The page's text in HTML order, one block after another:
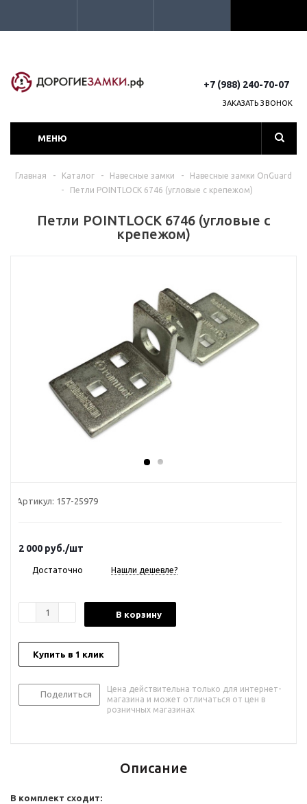
+7 (988) 240-70-07
ЗАКАЗАТЬ ЗВОНОК
МЕНЮ
Главная - Каталог - Навесные замки -
Навесные замки OnGuard
-
Петли POINTLOCK 6746 (угловые с крепежом)
Петли POINTLOCK 6746 (угловые с
крепежом)
Артикул: 157-25979
2 000 руб./шт
Достаточно Нашли дешевле?
В корзину
Купить в 1 клик
Поделиться
Цена действительна только для интернет-
магазина и может отличаться от цен в
розничных магазинах
Описание
В комплект сходит: